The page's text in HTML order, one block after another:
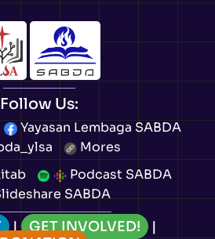
Follow Us:
Yayasan Lembaga SABDA
Mores
Podcast SABDA
SABDA
| GET INVOLVED!
|